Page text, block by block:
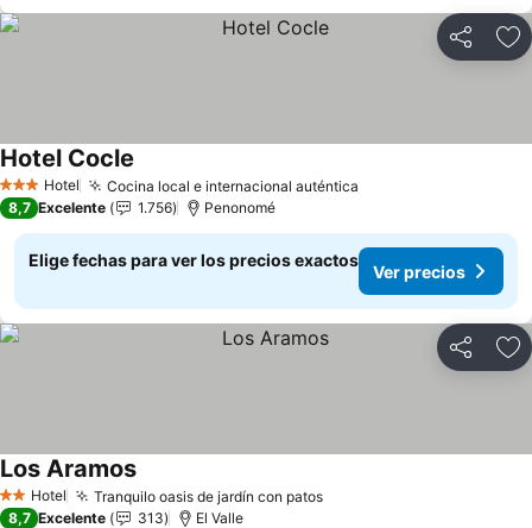
Compartir
3 Estrellas
Hotel Cocina local e internacional auténtica
Hotel Cocle
8,7 Excelente 1.756 Penonomé
Elige fechas para ver los precios exactos
Ver precios
Compartir
2 Estrellas
Hotel Tranquilo oasis de jardín con patosVer precios
Los AramosVer precios
8,7 Excelente 313 El Valle